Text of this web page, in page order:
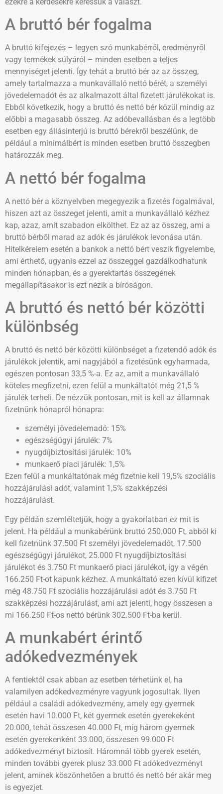
A bruttó bér fogalma
A bruttó kifejezés – legyen szó munkabérről, eredményről
vagy termékek súlyáról – minden esetben a teljes
mennyiséget jelenti. Így tehát a bruttó bér az az összeg,
amely tartalmazza a munkavállaló nettó bérét, a személyi
jövedelemadót és az alkalmazott által fizetett járulékokat is.
Ebből következik, hogy a bruttó és nettó bér közül mindig az
előbbi a magasabb összeg. Az adóbevallásban és a legtöbb
esetben egy állásinterjú is bruttó bérekről beszélünk, de
például a minimálbért is minden esetben bruttó összegben
határozzák meg.
A nettó bér fogalma
A nettó bér a köznyelvben megegyezik a fizetés fogalmával,
hiszen azt az összeget jelenti, amit a munkavállaló kézhez
kap, azaz, amit szabadon elkölthet. Ez az az összeg, ami a
bruttó bérből marad az adók és járulékok levonása után.
Hitelkérelem esetén a bankok a nettó bért veszik figyelembe,
ami érthető, ugyanis ezzel az összeggel gazdálkodhatunk
minden hónapban, és a gyerektartás összegének
megállapításakor is ezt nézik a bíróságon.
A bruttó és nettó bér közötti
különbség
A bruttó és nettó bér közötti különbséget a fizetendő adók és
járulékok jelentik, ami nagyjából a fizetésünk egyharmada,
egészen pontosan 33,5 %-a. Ez az, amit a munkavállaló
köteles megfizetni, ezen felül a munkáltatót még 21,5 %
járulék terheli. De nézzük pontosan, mit is kell az államnak
fizetnünk hónapról hónapra:
személyi jövedelemadó: 15%
egészségügyi járulék: 7%
nyugdíjbiztosítási járulék: 10%
munkaerő piaci járulék: 1,5%
Ezen felül a munkáltatónak még fizetnie kell 19,5% szociális
hozzájárulási adót, valamint 1,5% szakképzési
hozzájárulást.
Egy példán szemléltetjük, hogy a gyakorlatban ez mit is
jelent. Ha például a munkabérünk bruttó 250.000 Ft, abból ki
kell fizetnünk 37.500 Ft személyi jövedelemadót, 17.500
egészségügyi járulékot, 25.000 Ft nyugdíjbiztosítási
járulékot és 3.750 Ft munkaerő piaci járulékot, így a végén
166.250 Ft-ot kapunk kézhez. A munkáltató ezen kívül kifizet
még 48.750 Ft szociális hozzájárulási adót és 3.750 Ft
szakképzési hozzájárulást, ami azt jelenti, hogy összesen a
mi 166.250 Ft-os nettó bérünk 302.500 Ft-ba kerül.
A munkabért érintő
adókedvezmények
A fentiektől csak abban az esetben térhetünk el, ha
valamilyen adókedvezményre vagyunk jogosultak. Ilyen
például a családi adókedvezmény, amely egy gyermek
esetén havi 10.000 Ft, két gyermek esetén gyerekeként
20.000, tehát összesen 40.000 Ft, míg három gyermek
esetén gyerekenként 33.000, összesen 99.000 Ft
adókedvezményt biztosít. Háromnál több gyerek esetén,
minden további gyerek plusz 33.000 Ft adókedvezményt
jelent, aminek köszönhetően a bruttó és nettó bér akár meg
is egyezjet.